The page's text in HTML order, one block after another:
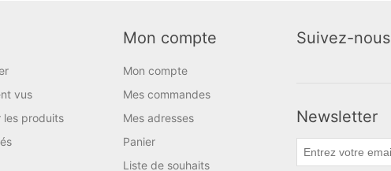
vus
les produits
Mon compte
Mon compte
Mes commandes
Mes adresses
Panier
Liste de souhaits
Suivez-nous
Newsletter